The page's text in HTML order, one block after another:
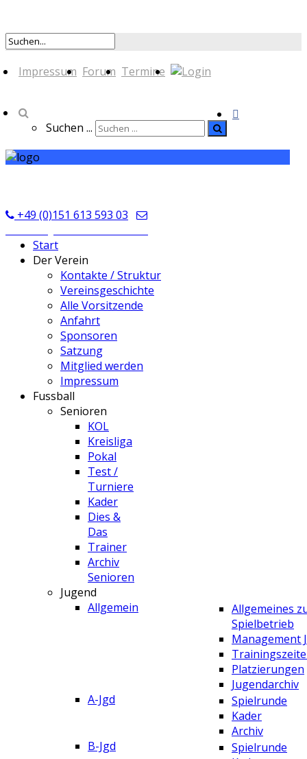
Impressum Forum Termine
Suchen ...
+49 (0)151 613 593 03
Start
Der Verein
Kontakte / Struktur
Vereinsgeschichte
Alle Vorsitzende
Anfahrt
Sponsoren
Satzung
Mitglied werden
Impressum
Fussball
Senioren
KOL
Kreisliga
Pokal
Test /
Turniere
Kader
Dies &
Das
Trainer
Archiv
Senioren
Jugend
Allgemein
Allgemeines
Spielbetrieb
Management
Platzierungen
Jugendarchiv
A-Jgd
Spielrunde
Kader
Archiv
B-Jgd
Spielrunde